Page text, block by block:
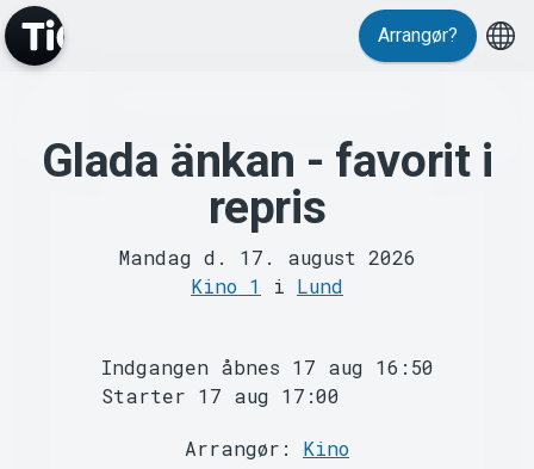
MyTickster
Arrangør?
Glada änkan - favorit i
repris
Mandag d. 17. august 2026
Kino 1
i Lund
Indgangen åbnes 17 aug 16:50
Starter 17 aug 17:00
Arrangør: Kino